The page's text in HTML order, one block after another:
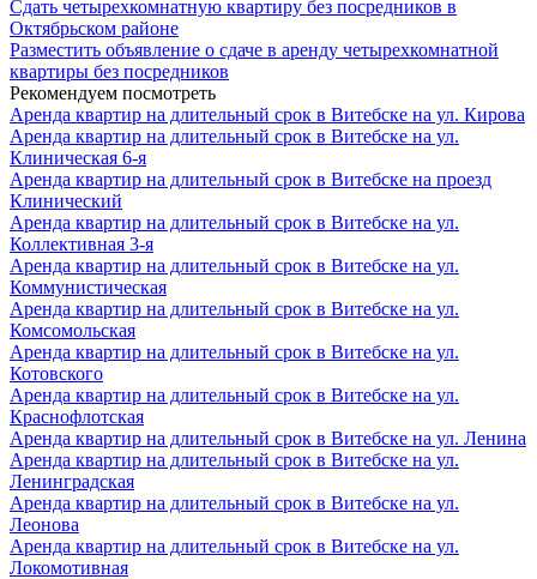
Сдать четырехкомнатную квартиру без посредников в
Октябрьском районе
Разместить объявление о сдаче в аренду четырехкомнатной
квартиры без посредников
Рекомендуем посмотреть
Аренда квартир на длительный срок в Витебске на ул. Кирова
Аренда квартир на длительный срок в Витебске на ул.
Клиническая 6-я
Аренда квартир на длительный срок в Витебске на проезд
Клинический
Аренда квартир на длительный срок в Витебске на ул.
Коллективная 3-я
Аренда квартир на длительный срок в Витебске на ул.
Коммунистическая
Аренда квартир на длительный срок в Витебске на ул.
Комсомольская
Аренда квартир на длительный срок в Витебске на ул.
Котовского
Аренда квартир на длительный срок в Витебске на ул.
Краснофлотская
Аренда квартир на длительный срок в Витебске на ул. Ленина
Аренда квартир на длительный срок в Витебске на ул.
Ленинградская
Аренда квартир на длительный срок в Витебске на ул.
Леонова
Аренда квартир на длительный срок в Витебске на ул.
Локомотивная